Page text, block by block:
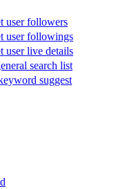
followers
followings
live details
search list
suggest